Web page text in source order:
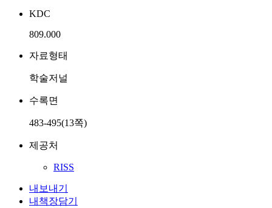
KDC
809.000
자료형태
학술저널
수록면
483-495(13쪽)
제공처
RISS
내보내기
내책장담기